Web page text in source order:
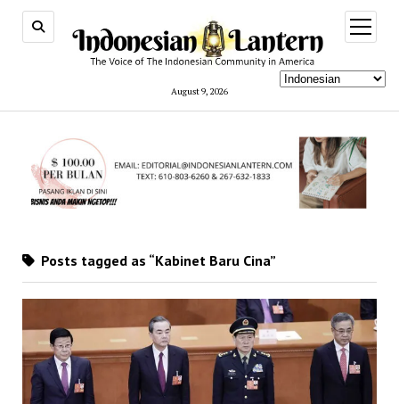
August 9, 2026
open
menu
Posts tagged as “Kabinet Baru Cina”